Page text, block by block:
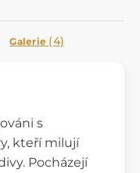
Galerie (4)
s
kteří milují
Pocházejí